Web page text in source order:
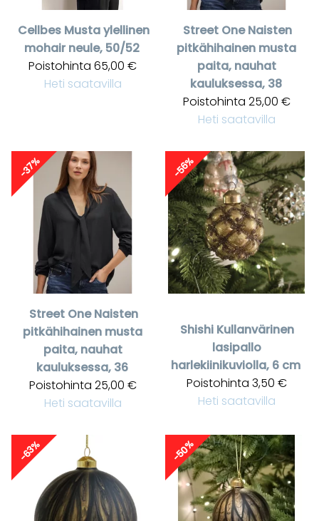
Cellbes Musta ylellinen
mohair neule, 50/52
Poistohinta 65,00 €
Heti saatavilla
Street One Naisten
pitkähihainen musta
paita, nauhat
kauluksessa, 38
Poistohinta 25,00 €
Heti saatavilla
-37%
Street One Naisten
pitkähihainen musta
paita, nauhat
kauluksessa, 36
Poistohinta 25,00 €
Heti saatavilla
-56%
Shishi Kullanvärinen
lasipallo
harlekiinikuviolla, 6 cm
Poistohinta 3,50 €
Heti saatavilla
-63% -50%